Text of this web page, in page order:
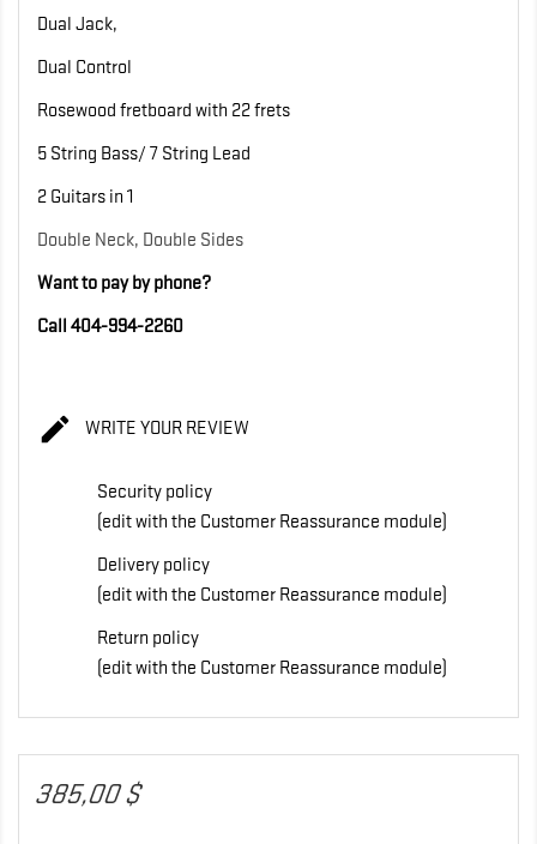
Dual Jack,
Dual Control
Rosewood fretboard with 22 frets
5 String Bass/ 7 String Lead
2 Guitars in 1
Double Neck, Double Sides
Want to pay by phone?
Call 404-994-2260
 WRITE YOUR REVIEW
Security policy
(edit with the Customer Reassurance module)
Delivery policy
(edit with the Customer Reassurance module)
Return policy
(edit with the Customer Reassurance module)
385,00 $